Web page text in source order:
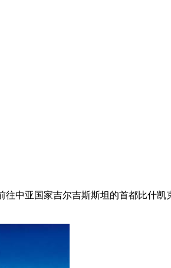
往中亚国家吉尔吉斯斯坦的首都比什